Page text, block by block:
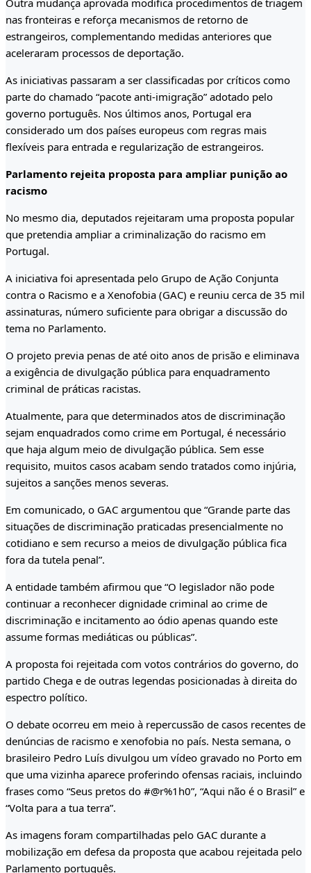
Outra mudança aprovada modifica procedimentos de triagem
nas fronteiras e reforça mecanismos de retorno de
estrangeiros, complementando medidas anteriores que
aceleraram processos de deportação.
As iniciativas passaram a ser classificadas por críticos como
parte do chamado “pacote anti-imigração” adotado pelo
governo português. Nos últimos anos, Portugal era
considerado um dos países europeus com regras mais
flexíveis para entrada e regularização de estrangeiros.
Parlamento rejeita proposta para ampliar punição ao
racismo
No mesmo dia, deputados rejeitaram uma proposta popular
que pretendia ampliar a criminalização do racismo em
Portugal.
A iniciativa foi apresentada pelo Grupo de Ação Conjunta
contra o Racismo e a Xenofobia (GAC) e reuniu cerca de 35 mil
assinaturas, número suficiente para obrigar a discussão do
tema no Parlamento.
O projeto previa penas de até oito anos de prisão e eliminava
a exigência de divulgação pública para enquadramento
criminal de práticas racistas.
Atualmente, para que determinados atos de discriminação
sejam enquadrados como crime em Portugal, é necessário
que haja algum meio de divulgação pública. Sem esse
requisito, muitos casos acabam sendo tratados como injúria,
sujeitos a sanções menos severas.
Em comunicado, o GAC argumentou que “Grande parte das
situações de discriminação praticadas presencialmente no
cotidiano e sem recurso a meios de divulgação pública fica
fora da tutela penal”.
A entidade também afirmou que “O legislador não pode
continuar a reconhecer dignidade criminal ao crime de
discriminação e incitamento ao ódio apenas quando este
assume formas mediáticas ou públicas”.
A proposta foi rejeitada com votos contrários do governo, do
partido Chega e de outras legendas posicionadas à direita do
espectro político.
O debate ocorreu em meio à repercussão de casos recentes de
denúncias de racismo e xenofobia no país. Nesta semana, o
brasileiro Pedro Luís divulgou um vídeo gravado no Porto em
que uma vizinha aparece proferindo ofensas raciais, incluindo
frases como “Seus pretos do #@r%1h0”, “Aqui não é o Brasil” e
“Volta para a tua terra”.
As imagens foram compartilhadas pelo GAC durante a
mobilização em defesa da proposta que acabou rejeitada pelo
Parlamento português.